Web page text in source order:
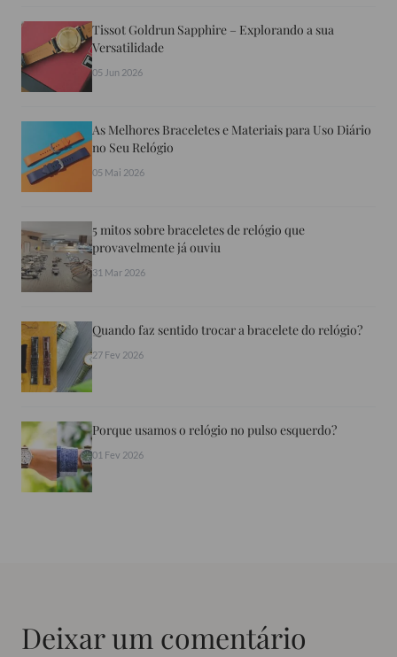
Tissot Goldrun Sapphire – Explorando a sua
Versatilidade
05 Jun 2026
As Melhores Braceletes e Materiais para Uso Diário
no Seu Relógio
05 Mai 2026
5 mitos sobre braceletes de relógio que
provavelmente já ouviu
31 Mar 2026
Quando faz sentido trocar a bracelete do relógio?
27 Fev 2026
Porque usamos o relógio no pulso esquerdo?
01 Fev 2026
Deixar um comentário